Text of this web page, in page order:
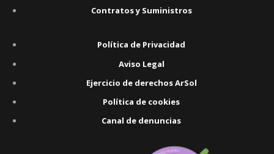
Contratos y Suministros
Política de Privacidad
Aviso Legal
Ejercicio de derechos ArSol
Política de cookies
Canal de denuncias